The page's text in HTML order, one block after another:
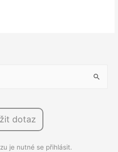
dotaz
je nutné se přihlásit.